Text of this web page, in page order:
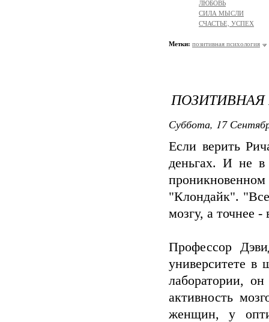
ЛЮБОВЬ
СИЛА МЫСЛИ
СЧАСТЬЕ, УСПЕХ
Метки: позитивная психология
Суббота, 17
Если верить
деньгах. И не
"Клондайк". "Все
мозгу, а точнее
Профессор
университете
лаборатории,
активность
женщин, у